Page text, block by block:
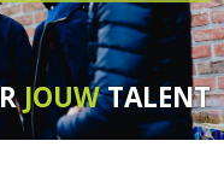
JOUWTALENT